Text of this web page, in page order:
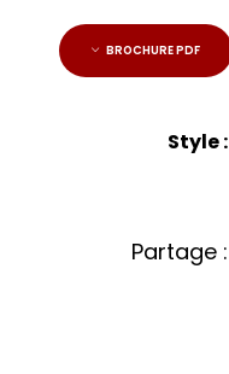
BROCHURE PDF
Style :
Partage :